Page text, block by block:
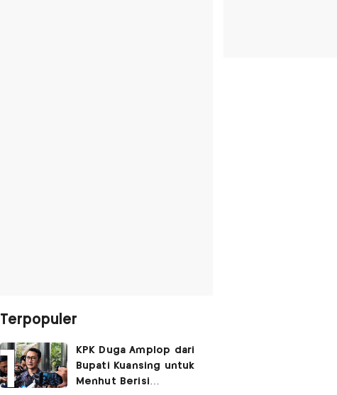
Terpopuler
KPK Duga Amplop dari
Bupati Kuansing untuk
Menhut Berisi